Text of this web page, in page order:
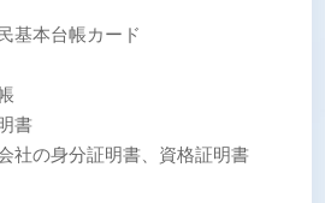
基本台帳カード
書
社の身分証明書、資格証明書